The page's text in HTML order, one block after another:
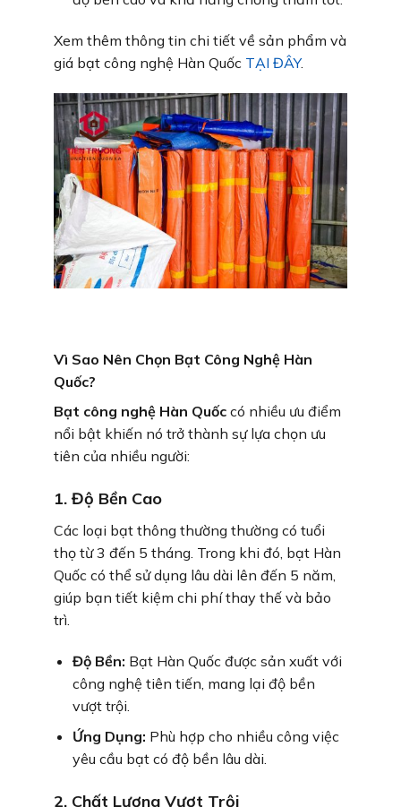
Xem thêm thông tin chi tiết về sản phẩm và
giá bạt công nghệ Hàn Quốc TẠI ĐÂY.
Vì Sao Nên Chọn Bạt Công Nghệ Hàn
Quốc?
Bạt công nghệ Hàn Quốc có nhiều ưu điểm
nổi bật khiến nó trở thành sự lựa chọn ưu
tiên của nhiều người:
1. Độ Bền Cao
Các loại bạt thông thường thường có tuổi
thọ từ 3 đến 5 tháng. Trong khi đó, bạt Hàn
Quốc có thể sử dụng lâu dài lên đến 5 năm,
giúp bạn tiết kiệm chi phí thay thế và bảo
trì.
Độ Bền: Bạt Hàn Quốc được sản xuất với
công nghệ tiên tiến, mang lại độ bền
vượt trội.
Ứng Dụng: Phù hợp cho nhiều công việc
yêu cầu bạt có độ bền lâu dài.
2. Chất Lượng Vượt Trội